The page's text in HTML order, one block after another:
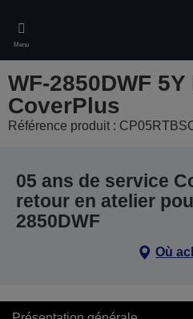
main
content
Menu
WF-2850DWF 5Y
CoverPlus
Référence produit :
05 ans de service
retour en atelier
2850DWF
Où